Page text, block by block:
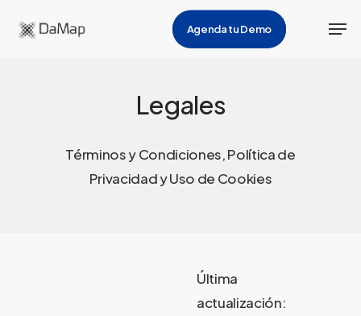
Agenda tu Demo
Legales
Términos y Condiciones, Política de
Privacidad y Uso de Cookies
Última
actualización: